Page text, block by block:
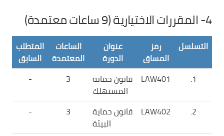
4- المقررات الاختيارية (9 ساعات معتمدة)
التسلسل
رمز
المساق
عنوان
الدورة
الساعات
المعتمدة
المتطلب
السابق
1.
LAW401 قانون حماية
المستهلك
3
-
2.
LAW402 قانون حماية
البيئة
3
-